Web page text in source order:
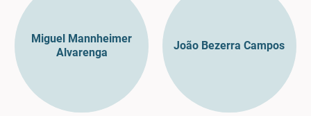
Miguel Mannheimer
Alvarenga
João Bezerra Campos